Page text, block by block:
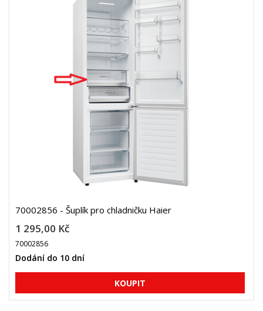
70002856 - Šuplík pro chladničku Haier
1 295,00 Kč
70002856
Dodání do 10 dní